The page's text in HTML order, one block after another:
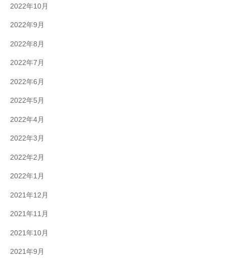
2022年10月
2022年9月
2022年8月
2022年7月
2022年6月
2022年5月
2022年4月
2022年3月
2022年2月
2022年1月
2021年12月
2021年11月
2021年10月
2021年9月